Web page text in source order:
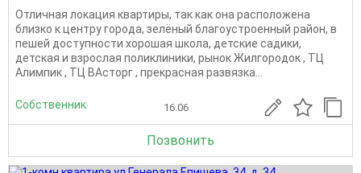
Отличная локация квартиры, так как она расположена
близко к центру города, зелёный благоустроенный район, в
пешей доступности хорошая школа, детские садики,
детская и взрослая поликлиники, рынок Жилгородок , ТЦ
Алимпик , ТЦ ВАсторг , прекрасная развязка...
Собственник 16.06
Позвонить